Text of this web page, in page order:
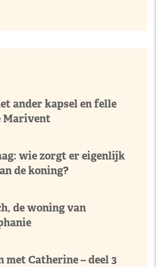
ander kapsel en felle
Marivent
wie zorgt er eigenlijk
de koning?
de woning van
met Catherine – deel 3